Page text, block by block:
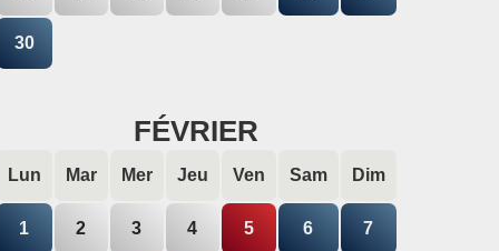
30
FÉVRIER
Lun Mar Mer Jeu Ven Sam Dim
1 2 3 4 5 6 7